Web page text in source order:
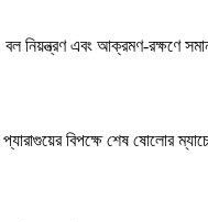
নিয়ন্ত্রণ এবং আক্রমণ-রক্ষণে
বিপক্ষে শেষ ষোলোর